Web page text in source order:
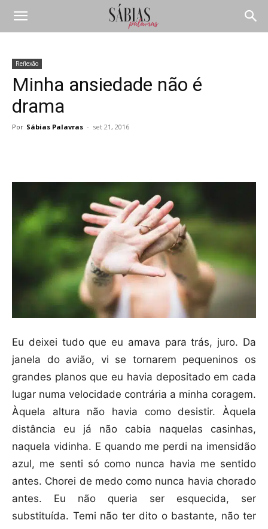
Reflexão
Minha ansiedade não é
drama
Por Sábias Palavras - set 21, 2016
Eu deixei tudo que eu amava para trás, juro. Da
janela do avião, vi se tornarem pequeninos os
grandes planos que eu havia depositado em cada
lugar numa velocidade contrária a minha coragem.
Àquela altura não havia como desistir. Àquela
distância eu já não cabia naquelas casinhas,
naquela vidinha. E quando me perdi na imensidão
azul, me senti só como nunca havia me sentido
antes. Chorei de medo como nunca havia chorado
antes. Eu não queria ser esquecida, ser
substituída. Temi não ter dito o bastante, não ter